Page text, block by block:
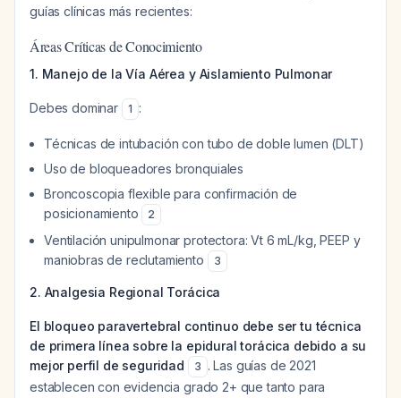
guías clínicas más recientes:
Áreas Críticas de Conocimiento
1. Manejo de la Vía Aérea y Aislamiento Pulmonar
Debes dominar 1 :
Técnicas de intubación con tubo de doble lumen (DLT)
Uso de bloqueadores bronquiales
Broncoscopia flexible para confirmación de
posicionamiento
2
Ventilación unipulmonar protectora: Vt 6 mL/kg, PEEP y
maniobras de reclutamiento
3
2. Analgesia Regional Torácica
El bloqueo paravertebral continuo debe ser tu técnica
de primera línea sobre la epidural torácica debido a su
mejor perfil de seguridad
3 . Las guías de 2021
establecen con evidencia grado 2+ que tanto para